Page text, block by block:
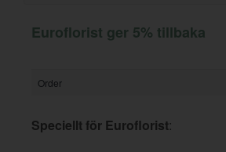
Euroflorist ger 5% tillbaka
Order
Speciellt för Euroflorist: